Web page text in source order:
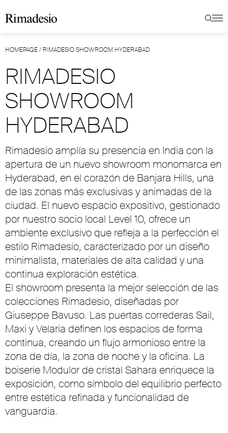
HOMEPAGE/ RIMADESIO SHOWROOM HYDERABAD
RIMADESIO
SHOWROOM
HYDERABAD
Rimadesio amplía su presencia en India con la
apertura de un nuevo showroom monomarca en
Hyderabad, en el corazón de Banjara Hills, una
de las zonas más exclusivas y animadas de la
ciudad. El nuevo espacio expositivo, gestionado
por nuestro socio local Level 10, ofrece un
ambiente exclusivo que refleja a la perfección el
estilo Rimadesio, caracterizado por un diseño
minimalista, materiales de alta calidad y una
continua exploración estética.
El showroom presenta la mejor selección de las
colecciones Rimadesio, diseñadas por
Giuseppe Bavuso. Las puertas correderas Sail,
Maxi y Velaria definen los espacios de forma
continua, creando un flujo armonioso entre la
zona de día, la zona de noche y la oficina. La
boiserie Modulor de cristal Sahara enriquece la
exposición, como símbolo del equilibrio perfecto
entre estética refinada y funcionalidad de
vanguardia.